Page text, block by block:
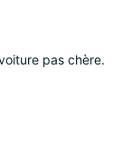
pas chère.